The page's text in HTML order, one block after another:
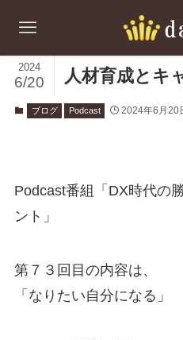
人材育成とキ
2024
6/20
ブログ Podcast 2024年6月20
Podcast番組「DX時代の
ント」
第７３回目の内容は、
「なりたい自分になる」